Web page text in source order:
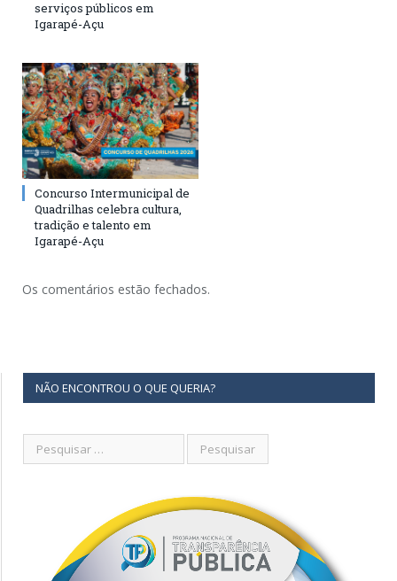
serviços públicos em
Igarapé-Açu
Concurso Intermunicipal de
Quadrilhas celebra cultura,
tradição e talento em
Igarapé-Açu
Os comentários estão fechados.
NÃO ENCONTROU O QUE QUERIA?